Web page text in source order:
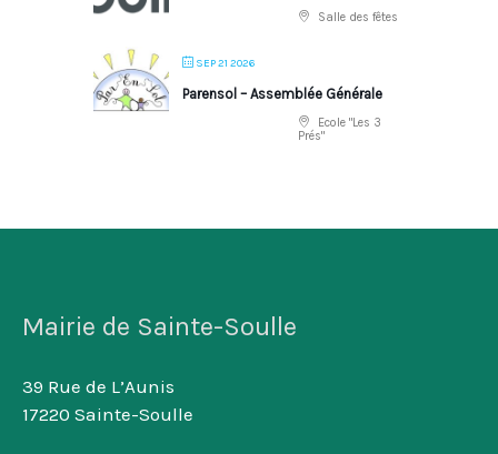
Salle des fêtes
SEP 21 2026
Parensol – Assemblée Générale
Ecole "Les 3
Prés"
Mairie de Sainte-Soulle
39 Rue de L’Aunis
17220 Sainte-Soulle